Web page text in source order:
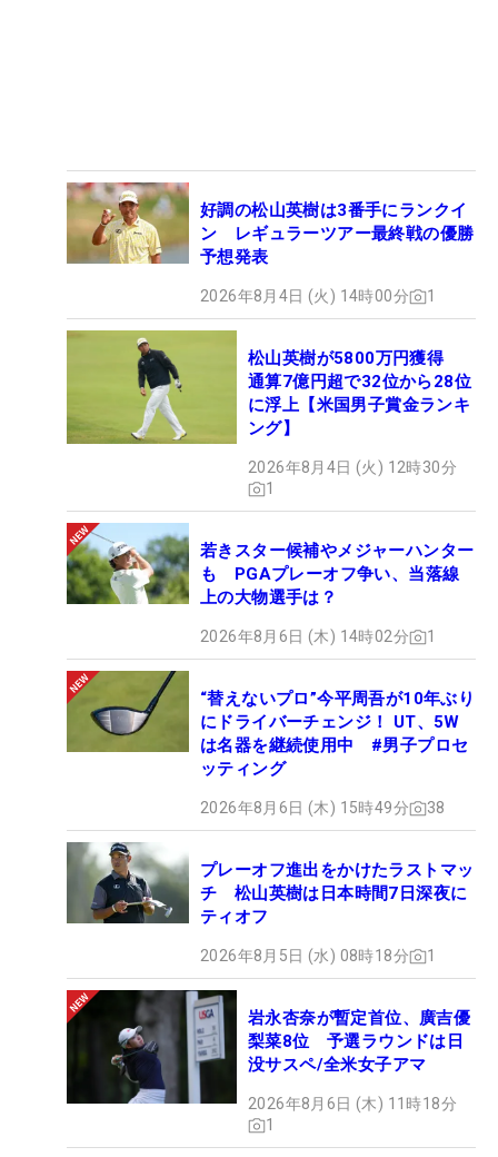
好調の松山英樹は3番手にランクイ
ン レギュラーツアー最終戦の優勝
予想発表
2026年8月4日 (火) 14時00分 1
松山英樹が5800万円獲得
通算7億円超で32位から28位
に浮上【米国男子賞金ランキ
ング】
2026年8月4日 (火) 12時30分
1
若きスター候補やメジャーハンター
も PGAプレーオフ争い、当落線
上の大物選手は？
2026年8月6日 (木) 14時02分 1
“替えないプロ”今平周吾が10年ぶり
にドライバーチェンジ！ UT、5W
は名器を継続使用中 #男子プロセ
ッティング
2026年8月6日 (木) 15時49分 38
プレーオフ進出をかけたラストマッ
チ 松山英樹は日本時間7日深夜に
ティオフ
2026年8月5日 (水) 08時18分 1
岩永杏奈が暫定首位、廣吉優
梨菜8位 予選ラウンドは日
没サスペ/全米女子アマ
2026年8月6日 (木) 11時18分
1